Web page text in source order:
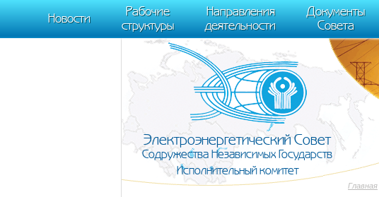
m[i].l=1*new Date(); for (var j = 0; j < document.scripts.length; j++) {if
document, "script", "https://mc.yandex.ru/metrika/tag.js", "ym"); ym(95911708, "init", {
Новости
Рабочие
структуры
Направления
деятельности
Документы
Совета
Электроэнергетический Совет
Содружества Независимых Государств
Исполнительный комитет
Главная